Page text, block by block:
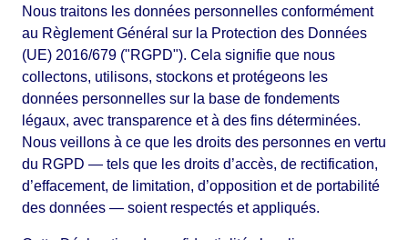
Nous traitons les données personnelles conformément
au Règlement Général sur la Protection des Données
(UE) 2016/679 ("RGPD"). Cela signifie que nous
collectons, utilisons, stockons et protégeons les
données personnelles sur la base de fondements
légaux, avec transparence et à des fins déterminées.
Nous veillons à ce que les droits des personnes en vertu
du RGPD — tels que les droits d’accès, de rectification,
d’effacement, de limitation, d’opposition et de portabilité
des données — soient respectés et appliqués.